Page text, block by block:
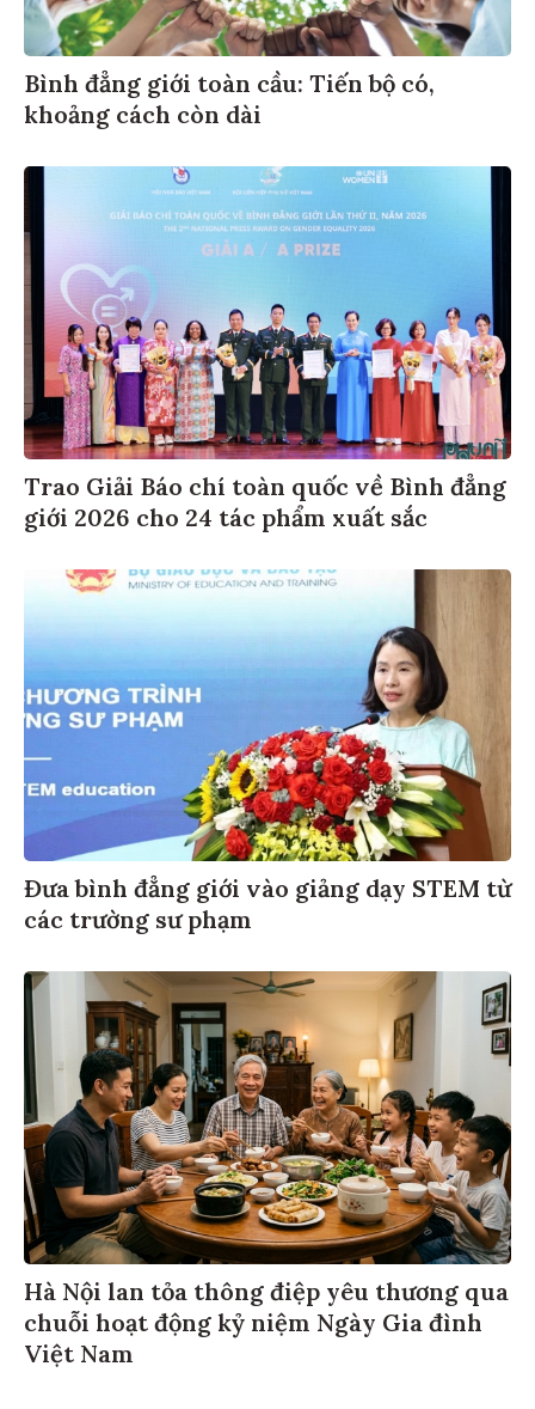
Bình đẳng giới toàn cầu: Tiến bộ có,
khoảng cách còn dài
Trao Giải Báo chí toàn quốc về Bình đẳng
giới 2026 cho 24 tác phẩm xuất sắc
Đưa bình đẳng giới vào giảng dạy STEM từ
các trường sư phạm
Hà Nội lan tỏa thông điệp yêu thương qua
chuỗi hoạt động kỷ niệm Ngày Gia đình
Việt Nam